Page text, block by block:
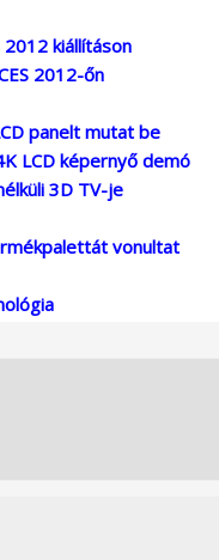
2012 kiállításon
2012-őn
panelt mutat be
LCD képernyő demó
3D TV-je
vonultat